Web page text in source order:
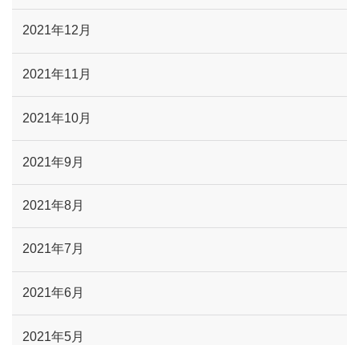
2021年12月
2021年11月
2021年10月
2021年9月
2021年8月
2021年7月
2021年6月
2021年5月